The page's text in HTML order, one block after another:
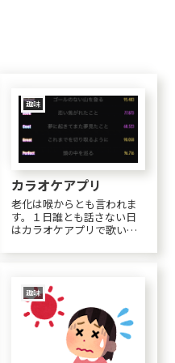
趣味
カラオケアプリ
老化は喉からとも言われま
す。１日誰とも話さない日
はカラオケアプリで歌いま
よならの今日に♪裸の心♪
ても好きなのですが、なか
なかＳＳＳランクにはなり
ません(;_:)むか～しの曲だっ
たらＳＳＳラ...
趣味